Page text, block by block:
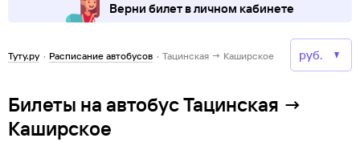
Верни билет в личном кабинете
Туту.ру · Расписание автобусов · Тацинская → Каширское
Билеты на автобус Тацинская →
Каширское